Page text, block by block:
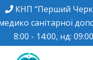
КНП “Перший
санітарної
8:00 - 14:00, нд: